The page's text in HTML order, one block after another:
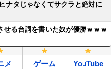
ナタじゃなくてサクラと絶対に
せる台詞を書いた奴が優勝ｗｗｗ
メ ゲーム YouTube